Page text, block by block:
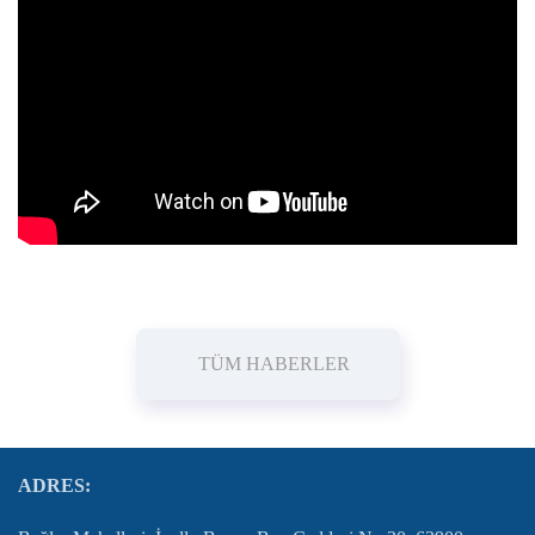
TÜM HABERLER
ADRES: